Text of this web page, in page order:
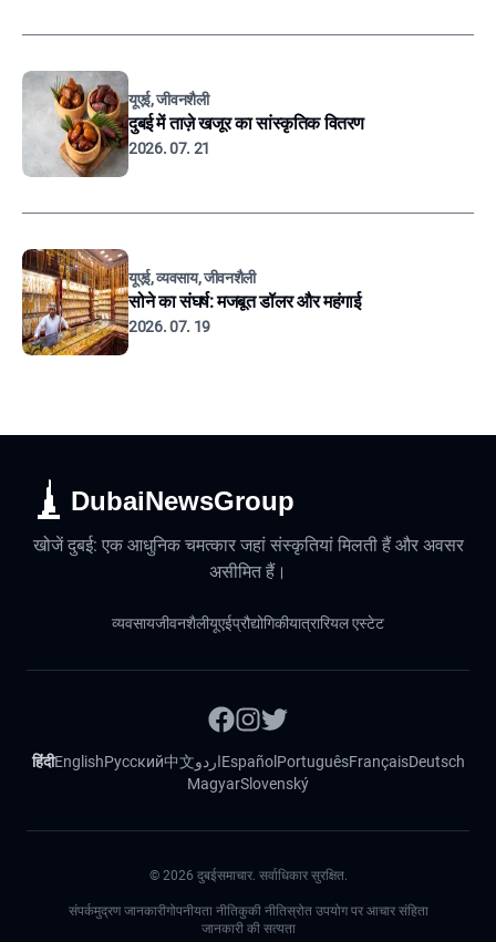
यूएई, जीवनशैली
दुबई में ताज़े खजूर का सांस्कृतिक वितरण
2026. 07. 21
यूएई, व्यवसाय, जीवनशैली
सोने का संघर्ष: मजबूत डॉलर और महंगाई
2026. 07. 19
DubaiNewsGroup
खोजें दुबई: एक आधुनिक चमत्कार जहां संस्कृतियां मिलती हैं और अवसर
असीमित हैं।
व्यवसायजीवनशैलीयूएईप्रौद्योगिकीयात्रारियल एस्टेट
हिंदीEnglishРусский中文اردوEspañol PortuguêsFrançaisDeutsch
MagyarSlovenský
© 2026 दुबईसमाचार. सर्वाधिकार सुरक्षित.
संपर्कमुद्रण जानकारीगोपनीयता नीतिकुकी नीतिस्रोत उपयोग पर आचार संहिता
जानकारी की सत्यता